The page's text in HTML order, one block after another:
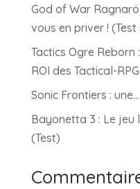
God of War
vous en priver !
Tactics Ogre Reborn
ROI des Tactical-
Sonic Frontiers :
Bayonetta 3 : Le jeu
(Test)